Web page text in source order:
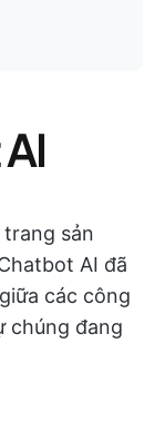
sản
AI đã
các công
chúng đang